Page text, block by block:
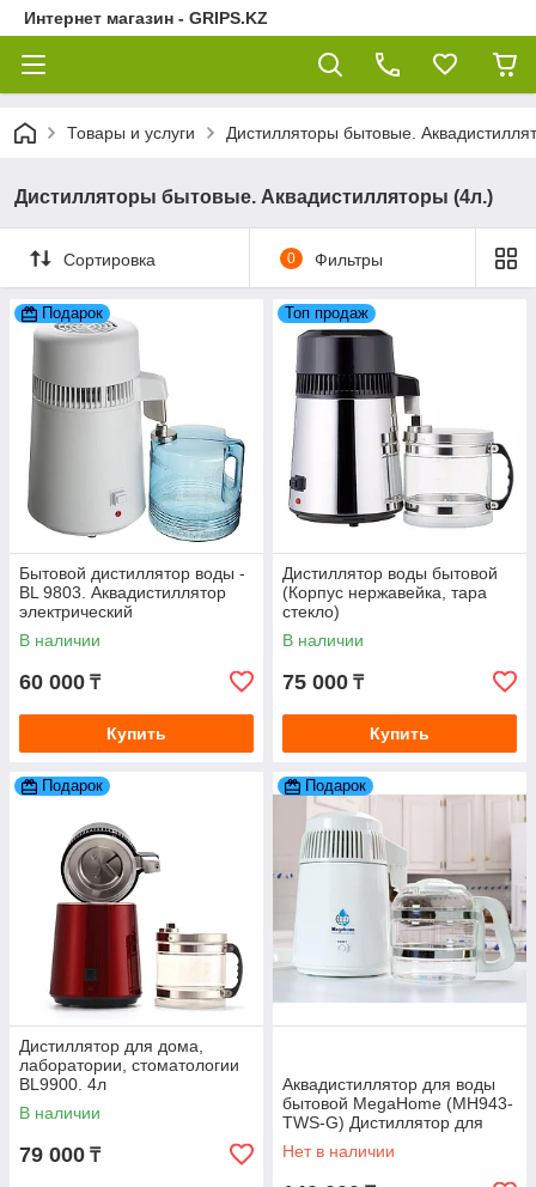
Интернет магазин - GRIPS.KZ
Товары и услуги Дистилляторы бытовые.
Дистилляторы бытовые. Aквадистилляторы (4л.)
Сортировка 0 Фильтры
Подарок
Бытовой дистиллятор воды -
BL 9803. Аквадистиллятор
электрический
лабораторный. 4л
В наличии
60 000 ₸
Купить
Топ продаж
Дистиллятор воды бытовой
(Корпус нержавейка, тара
стекло)
В наличии
75 000 ₸
Купить
Подарок
Дистиллятор для дома,
лаборатории, стоматологии
BL9900. 4л
В наличии
79 000 ₸
Подарок
Аквадистиллятор для воды
бытовой MegaHome (MH943-
TWS-G) Дистиллятор для
автоклавов.
Нет в наличии